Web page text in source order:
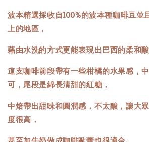
波本精選採收自100%的波本種咖啡豆並
上的地區，
藉由水洗的方式更能表現出巴西的柔和酸
這支咖啡前段帶有一些柑橘的水果感，
可，尾段是綿長清甜的紅糖，
中焙帶出甜味和圓潤感，不太酸，讓大
度很高，